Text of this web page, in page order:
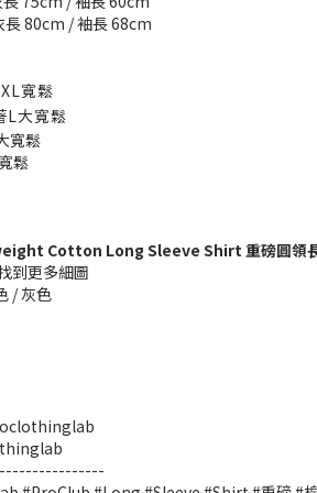
長 80cm / 袖長 68cm
寬鬆
大寬鬆
寬鬆
鬆
Cotton Long Sleeve Shirt 重磅圓領
到更多細圖
/ 灰色